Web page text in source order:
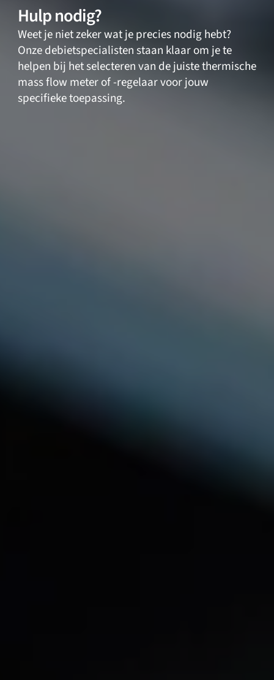
Hulp nodig?
Weet je niet zeker wat je precies nodig hebt?
Onze debietspecialisten staan klaar om je te
helpen bij het selecteren van de juiste thermische
mass flow meter of -regelaar voor jouw
specifieke toepassing.